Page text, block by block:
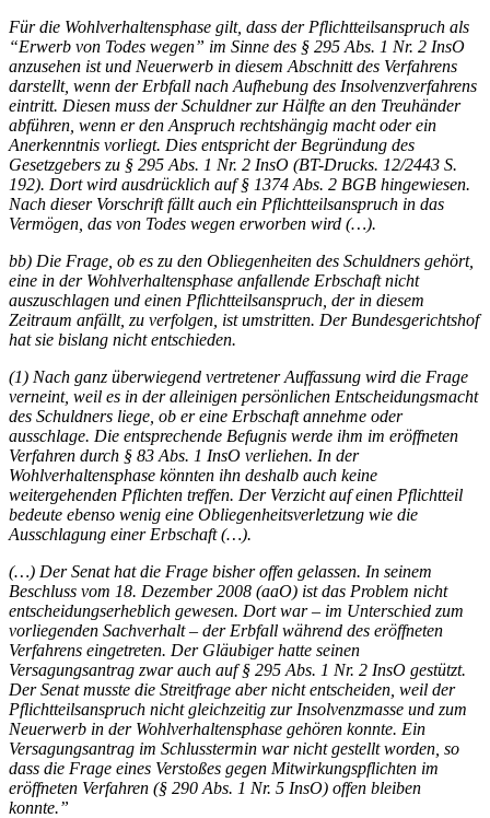
Für die Wohlverhaltensphase gilt, dass der Pflichtteilsanspruch als
“Erwerb von Todes wegen” im Sinne des § 295 Abs. 1 Nr. 2 InsO
anzusehen ist und Neuerwerb in diesem Abschnitt des Verfahrens
darstellt, wenn der Erbfall nach Aufhebung des Insolvenzverfahrens
eintritt. Diesen muss der Schuldner zur Hälfte an den Treuhänder
abführen, wenn er den Anspruch rechtshängig macht oder ein
Anerkenntnis vorliegt. Dies entspricht der Begründung des
Gesetzgebers zu § 295 Abs. 1 Nr. 2 InsO (BT-Drucks. 12/2443 S.
192). Dort wird ausdrücklich auf § 1374 Abs. 2 BGB hingewiesen.
Nach dieser Vorschrift fällt auch ein Pflichtteilsanspruch in das
Vermögen, das von Todes wegen erworben wird (…).
bb) Die Frage, ob es zu den Obliegenheiten des Schuldners gehört,
eine in der Wohlverhaltensphase anfallende Erbschaft nicht
auszuschlagen und einen Pflichtteilsanspruch, der in diesem
Zeitraum anfällt, zu verfolgen, ist umstritten. Der Bundesgerichtshof
hat sie bislang nicht entschieden.
(1) Nach ganz überwiegend vertretener Auffassung wird die Frage
verneint, weil es in der alleinigen persönlichen Entscheidungsmacht
des Schuldners liege, ob er eine Erbschaft annehme oder
ausschlage. Die entsprechende Befugnis werde ihm im eröffneten
Verfahren durch § 83 Abs. 1 InsO verliehen. In der
Wohlverhaltensphase könnten ihn deshalb auch keine
weitergehenden Pflichten treffen. Der Verzicht auf einen Pflichtteil
bedeute ebenso wenig eine Obliegenheitsverletzung wie die
Ausschlagung einer Erbschaft (…).
(…) Der Senat hat die Frage bisher offen gelassen. In seinem
Beschluss vom 18. Dezember 2008 (aaO) ist das Problem nicht
entscheidungserheblich gewesen. Dort war – im Unterschied zum
vorliegenden Sachverhalt – der Erbfall während des eröffneten
Verfahrens eingetreten. Der Gläubiger hatte seinen
Versagungsantrag zwar auch auf § 295 Abs. 1 Nr. 2 InsO gestützt.
Der Senat musste die Streitfrage aber nicht entscheiden, weil der
Pflichtteilsanspruch nicht gleichzeitig zur Insolvenzmasse und zum
Neuerwerb in der Wohlverhaltensphase gehören konnte. Ein
Versagungsantrag im Schlusstermin war nicht gestellt worden, so
dass die Frage eines Verstoßes gegen Mitwirkungspflichten im
eröffneten Verfahren (§ 290 Abs. 1 Nr. 5 InsO) offen bleiben
konnte.”